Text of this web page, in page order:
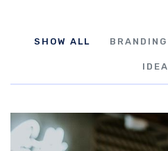
SHOW ALL BRANDING
IDEA